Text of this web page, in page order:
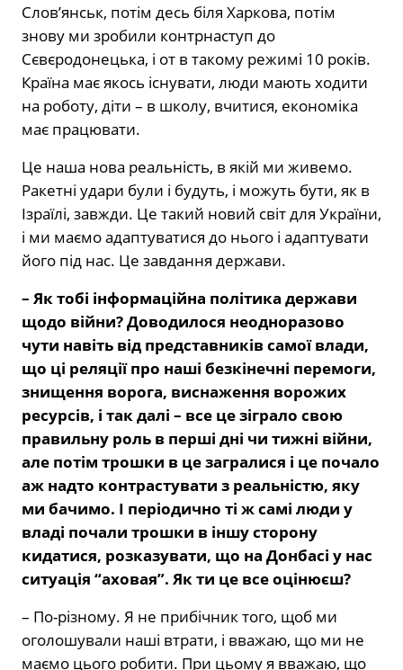
Слов’янськ, потім десь біля Харкова, потім
знову ми зробили контрнаступ до
Сєвєродонецька, і от в такому режимі 10 років.
Країна має якось існувати, люди мають ходити
на роботу, діти – в школу, вчитися, економіка
має працювати.
Це наша нова реальність, в якій ми живемо.
Ракетні удари були і будуть, і можуть бути, як в
Ізраїлі, завжди. Це такий новий світ для України,
і ми маємо адаптуватися до нього і адаптувати
його під нас. Це завдання держави.
– Як тобі інформаційна політика держави
щодо війни? Доводилося неодноразово
чути навіть від представників самої влади,
що ці реляції про наші безкінечні перемоги,
знищення ворога, виснаження ворожих
ресурсів, і так далі – все це зіграло свою
правильну роль в перші дні чи тижні війни,
але потім трошки в це загралися і це почало
аж надто контрастувати з реальністю, яку
ми бачимо. І періодично ті ж самі люди у
владі почали трошки в іншу сторону
кидатися, розказувати, що на Донбасі у нас
ситуація “аховая”. Як ти це все оцінюєш?
– По-різному. Я не прибічник того, щоб ми
оголошували наші втрати, і вважаю, що ми не
маємо цього робити. При цьому я вважаю, що